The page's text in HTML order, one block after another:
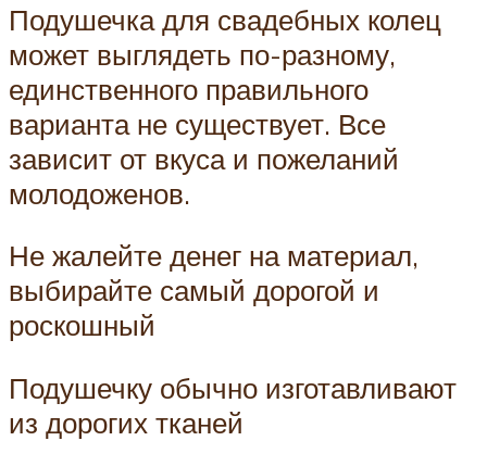
Подушечка для свадебных колец
может выглядеть по-разному,
единственного правильного
варианта не существует. Все
зависит от вкуса и пожеланий
молодоженов.
Не жалейте денег на материал,
выбирайте самый дорогой и
роскошный
Подушечку обычно изготавливают
из дорогих тканей